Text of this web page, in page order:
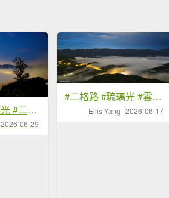
#二格路 #琉璃光 #二格山 #雲海流瀑 #日出 #火燒雲 6/29
2026-06-29
#二格路 #琉璃光 #雲瀑 #二格山 #雲海流瀑 #日出 6/17&18
Ellis Yang 2026-06-17